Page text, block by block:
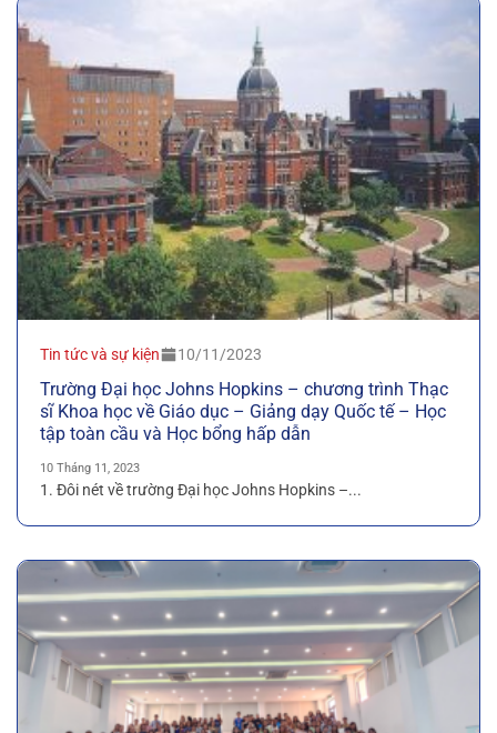
Tin tức và sự kiện 10/11/2023
Trường Đại học Johns Hopkins – chương trình Thạc
sĩ Khoa học về Giáo dục – Giảng dạy Quốc tế – Học
tập toàn cầu và Học bổng hấp dẫn
10 Tháng 11, 2023
1. Đôi nét về trường Đại học Johns Hopkins –...